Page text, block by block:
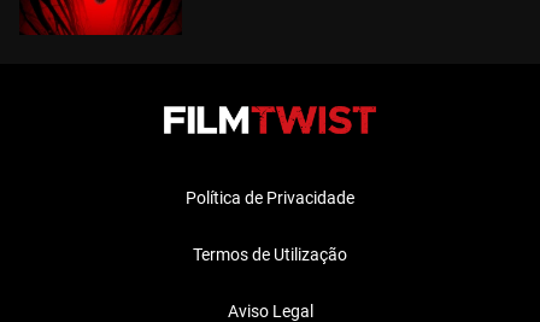
Política de Privacidade
Termos de Utilização
Aviso Legal